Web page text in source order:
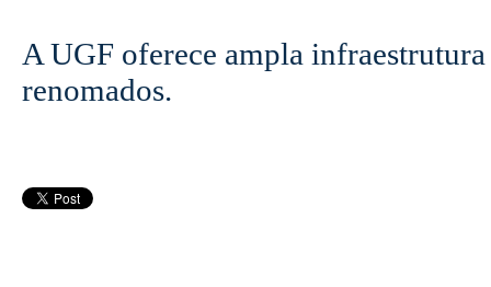
A UGF oferece ampla
renomados.